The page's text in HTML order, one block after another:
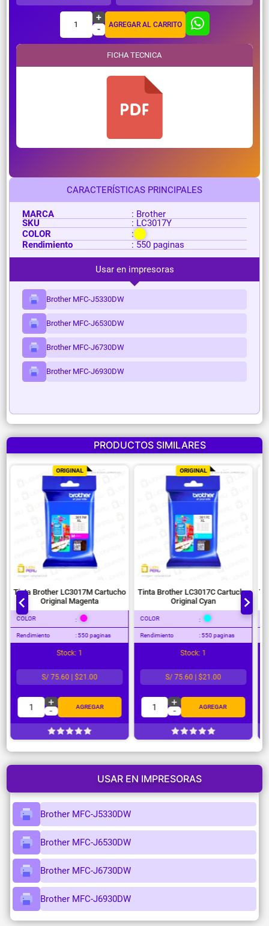
CARACTERÍSTICAS PRINCIPALES
MARCA
: Brother
SKU
: LC3017Y
COLOR
:
Rendimiento
: 550 paginas
Usar en impresoras
Brother MFC-J5330DW
Brother MFC-J6530DW
Brother MFC-J6730DW
Brother MFC-J6930DW
1
+
-
AGREGAR AL CARRITO
FICHA TECNICA
PRODUCTOS SIMILARES
ORIGINAL
Tinta Brother LC3017M Cartucho
Original Magenta
COLOR :
Rendimiento : 550 paginas
Stock: 1
S/ 75.60 | $21.00
+
- AGREGAR
ORIGINAL
Tinta Brother LC3017C Cartucho
Original Cyan
COLOR
Rendimiento : 550 paginas
Stock: 1
S/ 75.60 | $21.00
+
- AGREGAR
USAR EN IMPRESORAS
Brother MFC-J5330DW
Brother MFC-J6530DW
Brother MFC-J6730DW
Brother MFC-J6930DW